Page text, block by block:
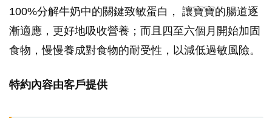
100%分解牛奶中的關鍵致敏蛋白， 讓寶寶的腸道逐
漸適應，更好地吸收營養；而且四至六個月開始加固
食物，慢慢養成對食物的耐受性，以減低過敏風險。
特約內容由客戶提供